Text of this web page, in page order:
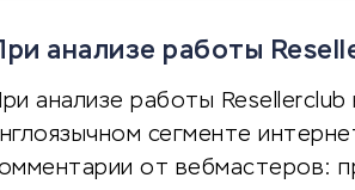
анализе работы
анализе работы
сегменте
от вебмастеров: